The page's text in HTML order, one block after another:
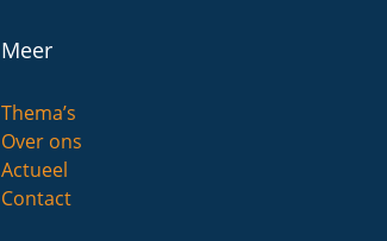
Meer
Thema’s
Over ons
Actueel
Contact